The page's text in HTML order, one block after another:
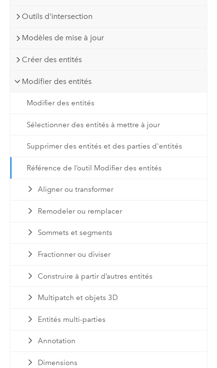
Outils d'intersection
Modèles de mise à jour
Créer des entités
Modifier des entités
Modifier des entités
Sélectionner des entités à mettre à jour
Supprimer des entités et des parties d'entités
Référence de l’outil Modifier des entités
Aligner ou transformer
Remodeler ou remplacer
Sommets et segments
Fractionner ou diviser
Construire à partir d’autres entités
Multipatch et objets 3D
Entités multi-parties
Annotation
Dimensions